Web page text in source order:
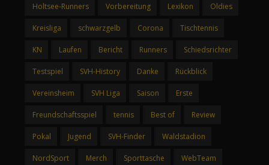
Holtsee-Runners Vorbereitung Lexikon Oldies
Kreisliga schwarzgelb Corona Tischtennis
KN Laufen Bericht Runners Schiedsrichter
Testspiel SVH-History Danke Rückblick
Vereinsheim SVH Liga Saison Erste
Freundschaftsspiel tennis Best of Review
Pokal Jugend SVH-Finder Waldstadion
NordSport Merch Sporttasche WebTeam